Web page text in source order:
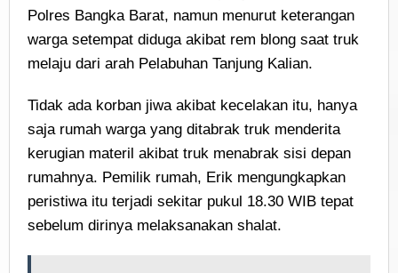
Polres Bangka Barat, namun menurut keterangan
warga setempat diduga akibat rem blong saat truk
melaju dari arah Pelabuhan Tanjung Kalian.
Tidak ada korban jiwa akibat kecelakan itu, hanya
saja rumah warga yang ditabrak truk menderita
kerugian materil akibat truk menabrak sisi depan
rumahnya. Pemilik rumah, Erik mengungkapkan
peristiwa itu terjadi sekitar pukul 18.30 WIB tepat
sebelum dirinya melaksanakan shalat.